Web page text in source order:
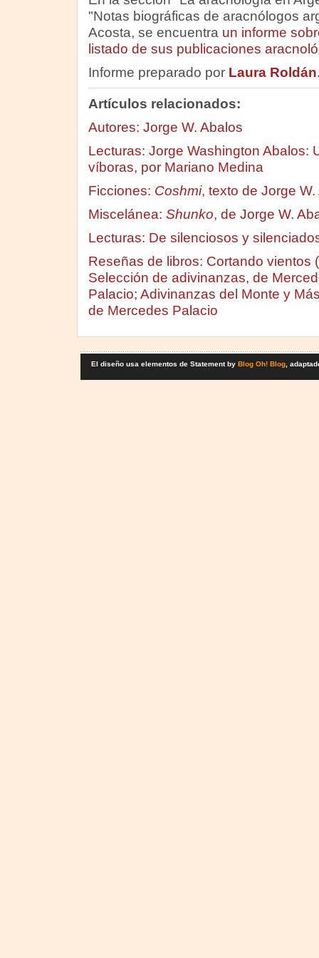
"Notas biográficas de aracnólogos
Acosta, se encuentra un informe
listado de sus publicaciones
Informe preparado por Laura Roldán
Artículos relacionados:
Autores: Jorge W. Abalos
Lecturas: Jorge Washington Abalos:
víboras, por Mariano Medina
Ficciones: Coshmi, texto de Jorge W.
Miscelánea: Shunko, de Jorge W.
Lecturas: De silenciosos y
Reseñas de libros: Cortando vientos
Selección de adivinanzas, de
Palacio; Adivinanzas del Monte y
de Mercedes Palacio
El diseño usa elementos de Statement by Blog Oh! Blog,